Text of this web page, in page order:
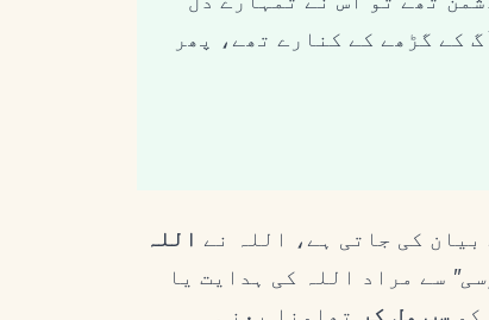
کے گڑھے کے کنارے تھے، پھر
کی جاتی ہے، اللہ نے اللہ
سے مراد اللہ کی ہدایت یا
سب مل کر تھامنا یعنی